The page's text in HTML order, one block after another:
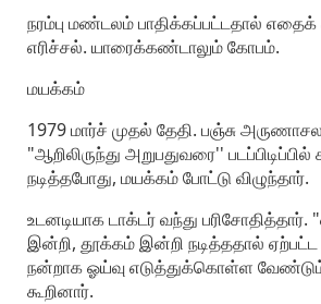
நரம்பு மண்டலம் பாதிக்கப்பட்டதால்
எரிச்சல். யாரைக்கண்டாலும் கோபம்.
மயக்கம்
1979 மார்ச் முதல் தேதி. பஞ்சு
"ஆறிலிருந்து அறுபதுவரை''
நடித்தபோது, மயக்கம் போட்டு விழுந்தார்.
உடனடியாக டாக்டர் வந்து பரிசோதித்தார்.
இன்றி, தூக்கம் இன்றி நடித்ததால்
நன்றாக ஓய்வு எடுத்துக்கொள்ள
கூறினார்.